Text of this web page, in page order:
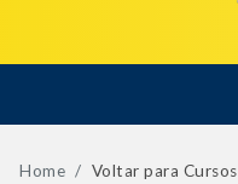
Home
Voltar para Cursos